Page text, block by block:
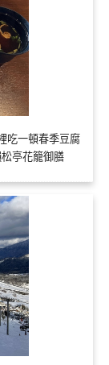
吃一頓春季豆腐
亭花籠御膳